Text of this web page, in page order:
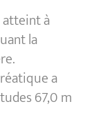
à
la
a
67,0 m